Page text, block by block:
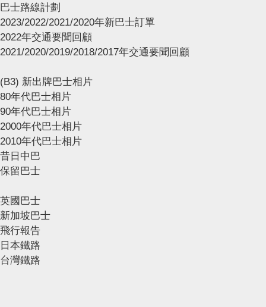
巴士路線計劃
2023/2022/2021/2020年新巴士訂單
2022年交通要聞回顧
2021/2020/2019/2018/2017年交通要聞回顧
(B3) 新出牌巴士相片
80年代巴士相片
90年代巴士相片
2000年代巴士相片
2010年代巴士相片
昔日中巴
保留巴士
英國巴士
新加坡巴士
飛行報告
日本鐵路
台灣鐵路